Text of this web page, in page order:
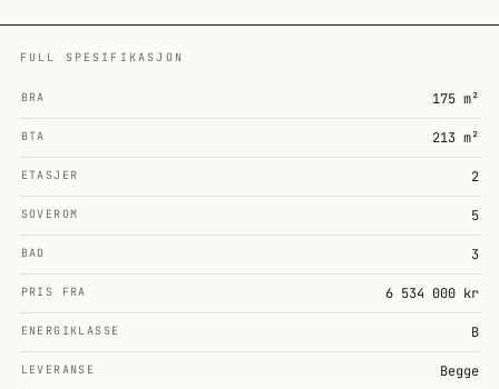
FULL SPESIFIKASJON
BRA 175 m²
BTA 213 m²
ETASJER 2
SOVEROM 5
BAD 3
PRIS FRA 6 534 000 kr
ENERGIKLASSE B
LEVERANSE Begge